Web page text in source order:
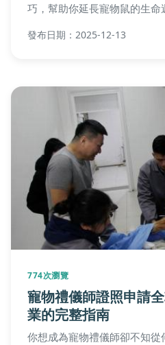
巧，幫助你延長寵物鼠的生命
提供飼主在決策前後所需的完
發布日期：2025-12-13
774次瀏覽
寵物禮儀師證照申請
業的完整指南
你想成為寵物禮儀師卻不知